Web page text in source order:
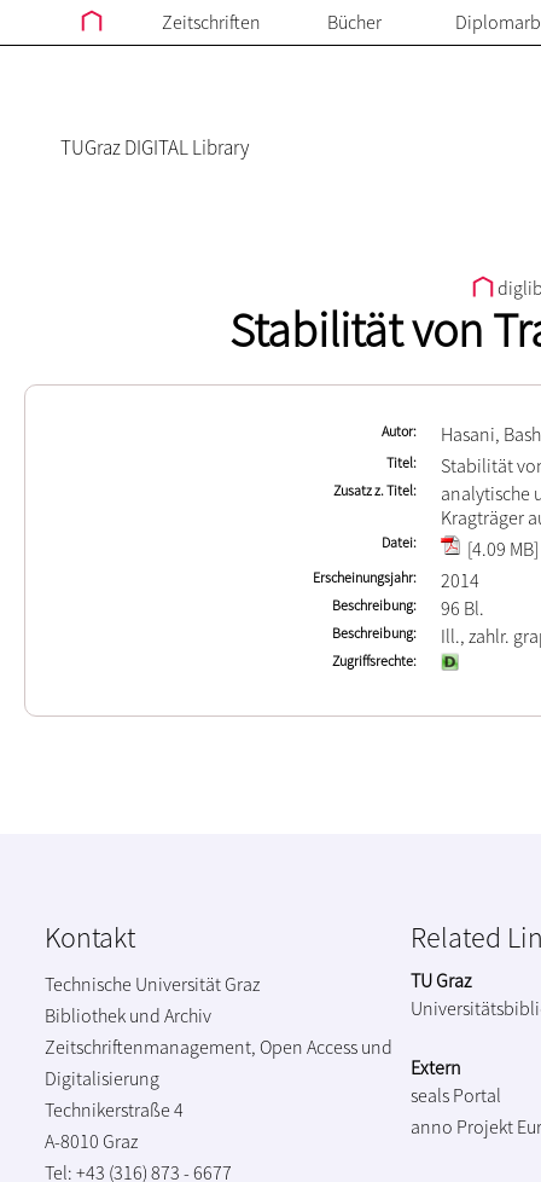
Zeitschriften Bücher
TUGraz DIGITAL Library
Stabilität von
Autor Hasani,
Titel Stabilität
Zusatz z. Titel
analytische
Kragträger
Datei [4.09 MB]
Erscheinungsjahr 2014
Beschreibung 96 Bl.
Beschreibung Ill., zahlr.
Zugriffsrechte
Kontakt
Technische Universität Graz
Bibliothek und Archiv
Zeitschriftenmanagement, Open Access und
Digitalisierung
Technikerstraße 4
A-8010 Graz
Tel: +43 (316) 873 - 6677
Related
TU Graz
Extern
seals Portal
anno Projekt